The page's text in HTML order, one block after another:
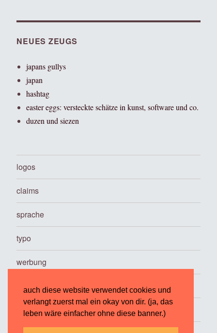
auch diese website verwendet cookies und
verlangt zuerst mal ein okay von dir. (ja, das
leben wäre einfacher ohne diese banner.)
NEUES ZEUGS
japans gullys
japan
hashtag
easter eggs: versteckte schätze in kunst, software und co.
duzen und siezen
logos
claims
sprache
typo
werbung
…
über